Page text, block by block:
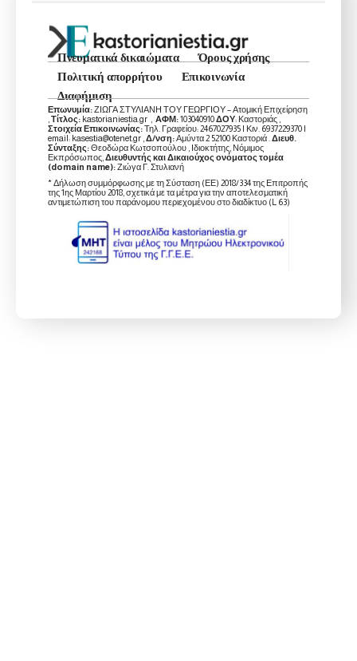
Πνευματικά δικαιώματα
Όρους χρήσης
Πολιτική απορρήτου
Επικοινωνία
Διαφήμιση
Επωνυμία:ΖΙΩΓΑ ΣΤΥΛΙΑΝΗ ΤΟΥ ΓΕΩΡΓΙΟΥ – Ατομική Επιχείρηση
Τίτλος: kastorianiestia.gr , ΑΦΜ:103040910ΔΟΥ: Καστοριάς ,
Στοιχεία Επικοινωνίας:Τηλ. Γραφείου: 2467027935 | Κιν. 6937229370 |
email: kasestia@otenet.gr , Δ/νση:Αμύντα 2 52100 Καστοριά . Διευθ.
Σύνταξης:Θεοδώρα Κωτσοπούλου , Ιδιοκτήτης, Νόμιμος
Εκπρόσωπος, Διευθυντής και Δικαιούχος ονόματος τομέα
(domain name):Ζιώγα Γ. Στυλιανή
* Δήλωση συμμόρφωσης με τη Σύσταση (ΕΕ) 2018/334 της Επιτροπής
της 1ης Μαρτίου 2018, σχετικά με τα μέτρα για την αποτελεσματική
αντιμετώπιση του παράνομου περιεχομένου στο διαδίκτυο (L 63)